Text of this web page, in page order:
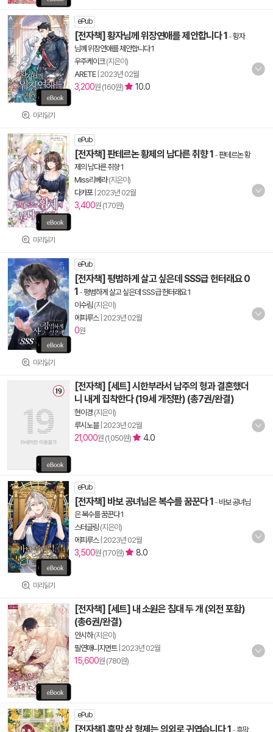
미리읽기
ePub
[전자책] 황자님께 위장연애를 제안합니다 1 -황자
님께 위장연애를 제안합니다 1
우주케이크(지은이)
ARETE| 2023년 02월
3,200원 (160원) 10.0
미리읽기
ePub
[전자책] 판테르논 황제의 남다른 취향 1 -판테르논 황
제의 남다른 취향 1
Miss리베라(지은이)
다카포| 2023년 02월
3,400원 (170원)
미리읽기
ePub
[전자책] 평범하게 살고 싶은데 SSS급 헌터래요 0
1 -평범하게 살고 싶은데 SSS급 헌터래요 1
이수림 (지은이)
에피루스| 2023년 02월
0원
[전자책] [세트] 시한부라서 남주의 형과 결혼했더
니 내게 집착한다 (19세 개정판) (총7권/완결)
현이경 (지은이)
루시노블| 2023년 02월
21,000원 (1,050원) 4.0
미리읽기
ePub
[전자책] 바보 공녀님은 복수를 꿈꾼다 1 - 바보 공녀님
은 복수를 꿈꾼다 1
스터글링 (지은이)
에피루스| 2023년 02월
3,500원 (170원) 8.0
[전자책] [세트] 내 소원은 침대 두 개 (외전 포함)
(총6권/완결)
안시하(지은이)
필연매니지먼트| 2023년 02월
15,600원 (780원)
ePub
[전자책] 흑막 삼 형제는 의외로 귀엽습니다 1 -흑막